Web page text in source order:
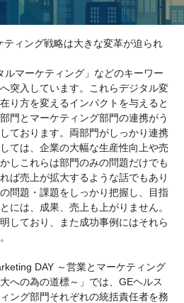
ティング戦略は大きな変革が迫られ
ルマーケティング」などのキーワー
突入しています。これらデジタル変
り方を変えるインパクトを与えると
門とマーケティング部門の連携がう
ております。両部門がしっかり連携
ては、企業の大幅な生産性向上や売
しこれらは部門のみの問題だけでも
ば売上が拡大するような話でもあり
問題・課題をしっかり把握し、目指
には、成果、売上も上がりません。
しており、また成功事例にはそれら
DAY ～営業とマーケティング
への為の道標～」では、GEヘルス
ング部門それぞれの統括責任者を務